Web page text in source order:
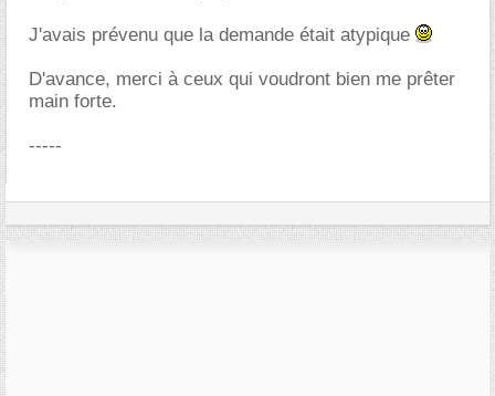
J'avais prévenu que la demande était atypique
D'avance, merci à ceux qui voudront bien me prêter
main forte.
-----